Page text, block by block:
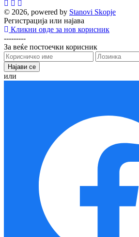
© 2026, powered by Stanovi Skopje
Регистрација или најава
Кликни овде за нов корисник
---------
За веќе постоечки корисник
или